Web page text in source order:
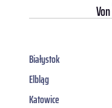
Von
Białystok
Elbląg
Katowice